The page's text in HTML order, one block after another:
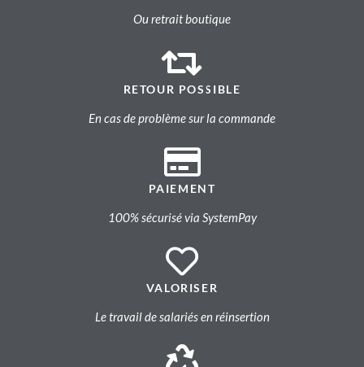
Ou retrait boutique
RETOUR POSSIBLE
En cas de problème sur la commande
PAIEMENT
100% sécurisé via SystemPay
VALORISER
Le travail de salariés en réinsertion